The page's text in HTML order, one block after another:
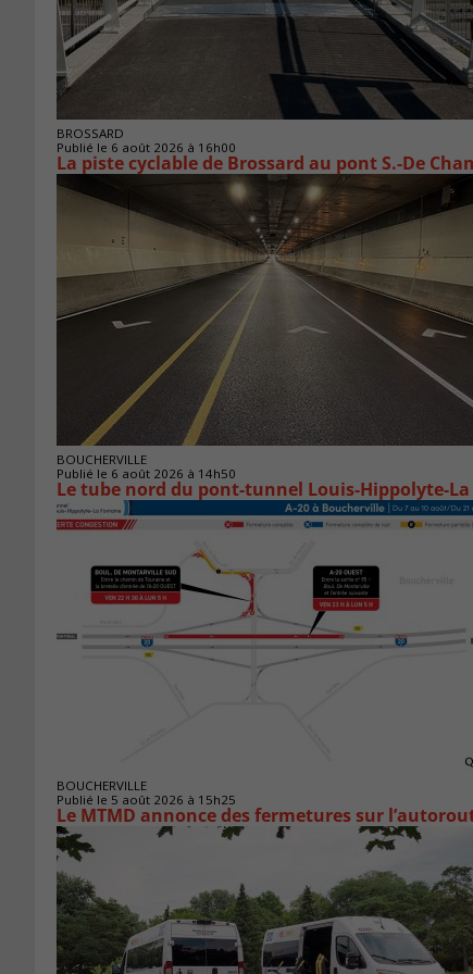
BROSSARD
Publié le 6 août 2026 à 16h00
La piste cyclable de Brossard au pont S.-De
BOUCHERVILLE
Publié le 6 août 2026 à 14h50
Le tube nord du pont-tunnel Louis-Hippolyte-
BOUCHERVILLE
Publié le 5 août 2026 à 15h25
Le MTMD annonce des fermetures sur